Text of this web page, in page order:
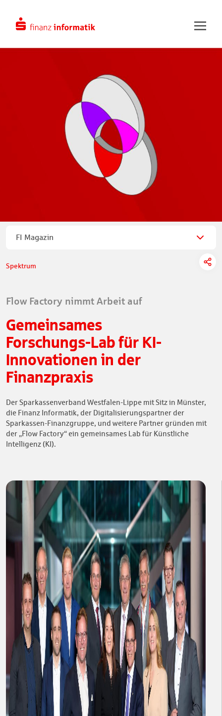
FI Magazin
Spektrum
Flow Factory nimmt Arbeit auf
Gemeinsames
Forschungs-Lab für KI-
Innovationen in der
Finanzpraxis
Der Sparkassenverband Westfalen-Lippe mit Sitz in Münster,
die Finanz Informatik, der Digitalisierungspartner der
Sparkassen-Finanzgruppe, und weitere Partner gründen mit
der „Flow Factory“ ein gemeinsames Lab für Künstliche
Intelligenz (KI).